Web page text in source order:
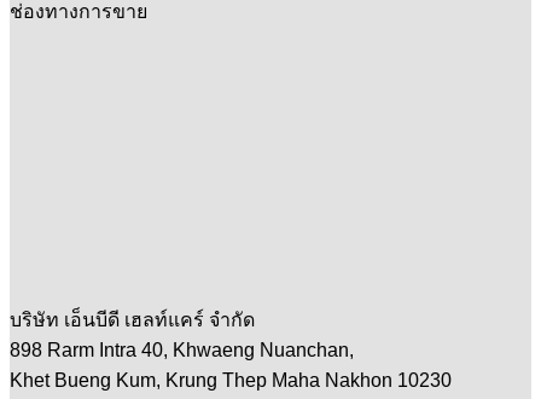
ช่องทางการขาย
บริษัท เอ็นบีดี เฮลท์แคร์ จำกัด
898 Rarm Intra 40, Khwaeng Nuanchan,
Khet Bueng Kum, Krung Thep Maha Nakhon 10230